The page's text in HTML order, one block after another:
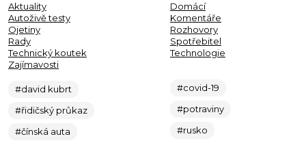
Aktuality
Autoživě testy
Ojetiny
Rady
Technický koutek
Zajímavosti
#david kubrt
#řidičský průkaz
#čínská auta
Domácí
Komentáře
Rozhovory
Spotřebitel
Technologie
#covid-19
#potraviny
#rusko